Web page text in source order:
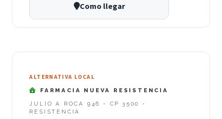
Como llegar
ALTERNATIVA LOCAL
FARMACIA NUEVA RESISTENCIA
JULIO A ROCA 946 - CP 3500 -
RESISTENCIA